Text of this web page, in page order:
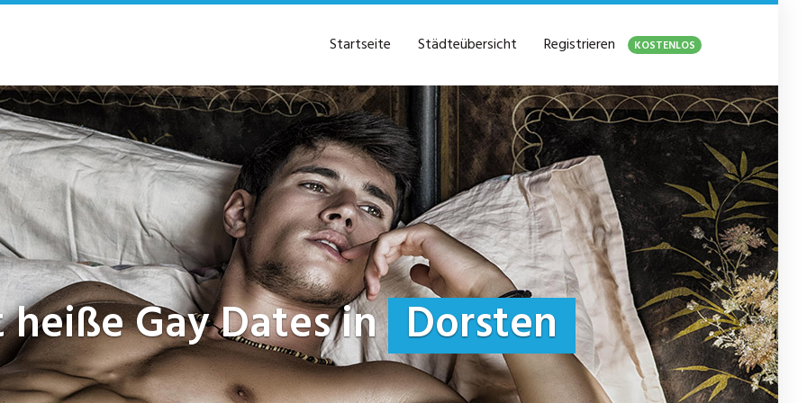
Startseite Städteübersicht Registrieren KOSTENLOS
Gay Dates in Dorsten